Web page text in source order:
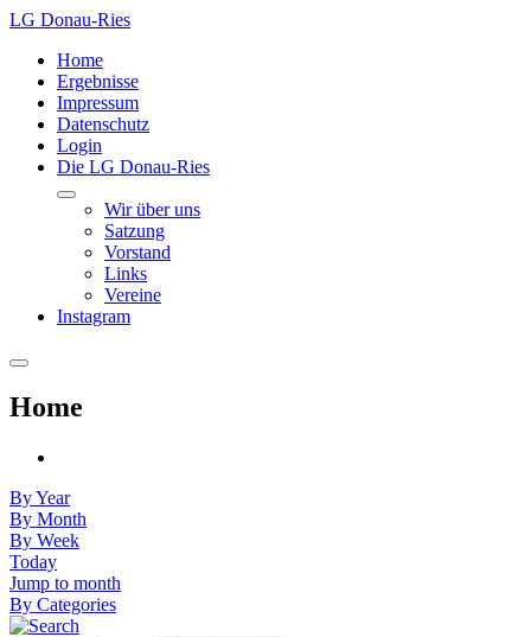
LG Donau-Ries
Home
Ergebnisse
Impressum
Datenschutz
Login
Die LG Donau-Ries
Wir über uns
Satzung
Vorstand
Links
Vereine
Instagram
Home
By Year
By Month
By Week
Today
Jump to month
By Categories